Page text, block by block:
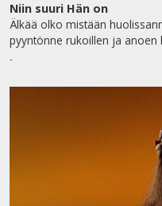
Niin suuri Hän on
Älkää olko mistään
pyyntönne rukoillen ja anoen
-